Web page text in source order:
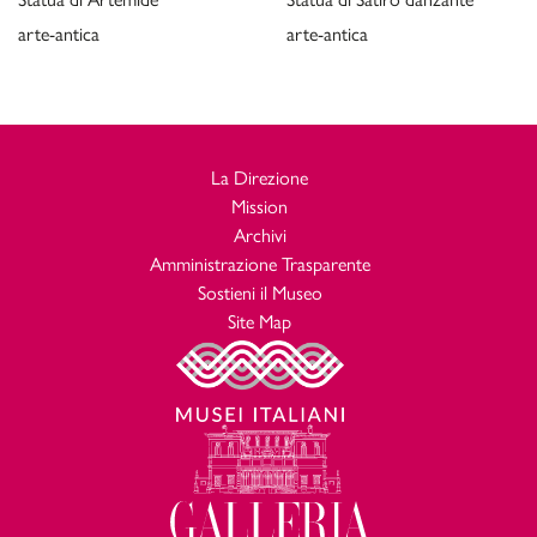
arte-antica
arte-antica
La Direzione
Mission
Archivi
Amministrazione Trasparente
Sostieni il Museo
Site Map